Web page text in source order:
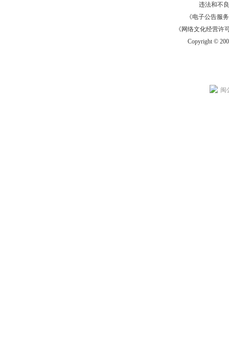
违法和不
《电子公告服务
《网络文化经营许
Copyright ©
闽